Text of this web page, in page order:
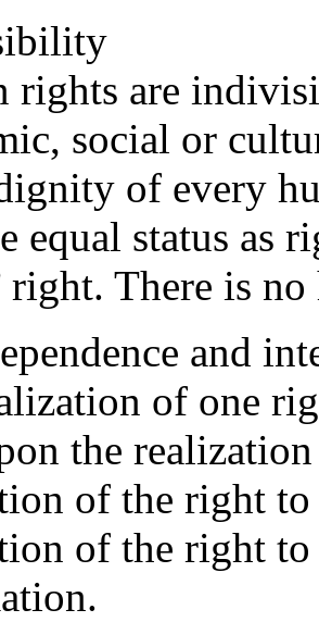
rights are
social or
of every
equal status as
right. There is
and
of one
the
of the right to
of the right